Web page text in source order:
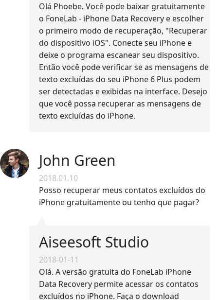
Olá Phoebe. Você pode baixar gratuitamente
o FoneLab - iPhone Data Recovery e escolher
o primeiro modo de recuperação, "Recuperar
do dispositivo iOS". Conecte seu iPhone e
deixe o programa escanear seu dispositivo.
Então você pode verificar se as mensagens de
texto excluídas do seu iPhone 6 Plus podem
ser detectadas e exibidas na interface. Desejo
que você possa recuperar as mensagens de
texto excluídas do iPhone.
John Green
2018.01.10
Posso recuperar meus contatos excluídos do
iPhone gratuitamente ou tenho que pagar?
Aiseesoft Studio
2018-01-11
Olá. A versão gratuita do FoneLab iPhone
Data Recovery permite acessar os contatos
excluídos no iPhone. Faça o download